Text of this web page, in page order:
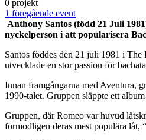
0 projekt
1 föregående event
Anthony Santos (född 21 Juli
nyckelperson i att popularisera
Santos föddes den 21 juli 1981 i
utvecklade en stor passion för
Innan framgångarna med Aventura,
1990-talet. Gruppen släppte ett
Gruppen, där Romeo var huvud
förmodligen deras mest populära låt,